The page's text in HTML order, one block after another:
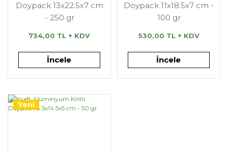
Doypack 13x22.5x7 cm
- 250 gr
734,00 TL + KDV
İncele
Doypack 11x18.5x7 cm -
100 gr
530,00 TL + KDV
İncele
Yeni